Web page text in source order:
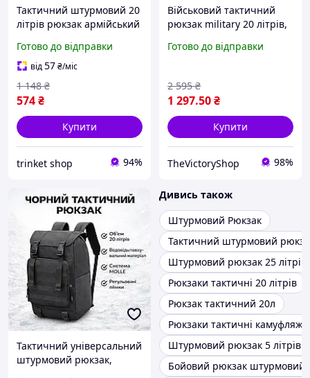
Тактичний штурмовий 20
літрів рюкзак армійський
бойовий
багатофункційний
Готово до відправки
від57₴/міс
574₴
1 148 ₴
Купити
trinket shop 94%
Військовий тактичний
рюкзак military 20 літрів,
віщева олива Оксфорд
Готово до відправки
1 297.50₴
2 595 ₴
Купити
TheVictoryShop 98%
Тактичний універсальний
штурмовий рюкзак,
Дивись також
Штурмовий Рюкзак
Тактичний штурмовий
Штурмовий рюкзак 25 літрів
Рюкзаки тактичні 20 літрів
Рюкзак тактичний 20л
Рюкзаки тактичні
Штурмовий рюкзак 5 літрів
Бойовий рюкзак штурмовий